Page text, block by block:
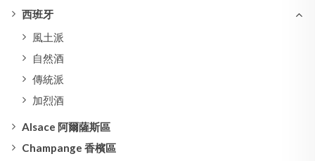
西班牙
風土派
自然酒
傳統派
加烈酒
Alsace 阿爾薩斯區
Champange 香檳區